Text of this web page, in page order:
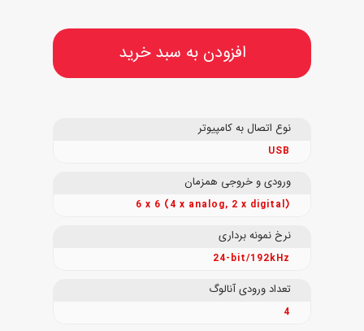
افزودن به سبد خرید
نوع اتصال به کامپیوتر
USB
ورودی و خروجی همزمان
6 x 6 (4 x analog, 2 x digital)
نرخ نمونه برداری
24-bit/192kHz
تعداد ورودی آنالوگ
4